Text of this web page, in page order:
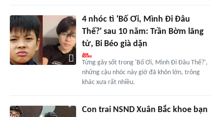
4 nhóc tì 'Bố Ơi, Mình Đi Đâu
Thế?' sau 10 năm: Trần Bờm lãng
tử, Bi Béo già dặn
Từng gây sốt trong 'Bố Ơi, Mình Đi Đâu Thế?',
những cậu nhóc này giờ đã khôn lớn, trông
khác xưa rất nhiều.
Con trai NSND Xuân Bắc khoe bạn